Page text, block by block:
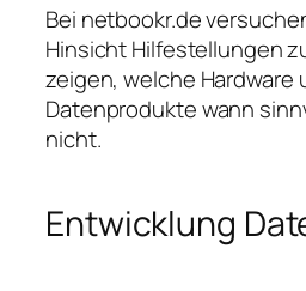
Bei netbookr.de
Hinsicht Hilfestellungen
zeigen, welche Hardware
Datenprodukte wann
nicht.
Entwicklung